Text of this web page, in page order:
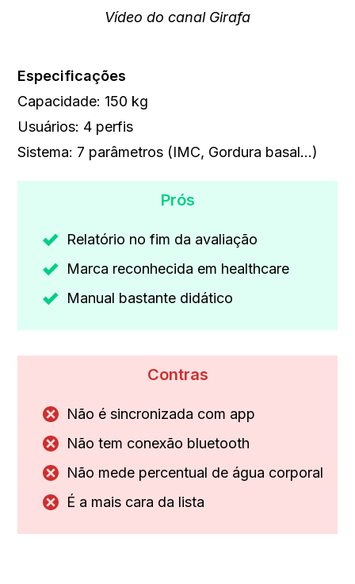
Vídeo do canal Girafa
Especificações
Capacidade: 150 kg
Usuários: 4 perfis
Sistema: 7 parâmetros (IMC, Gordura basal…)
Prós
Relatório no fim da avaliação
Marca reconhecida em healthcare
Manual bastante didático
Contras
Não é sincronizada com app
Não tem conexão bluetooth
Não mede percentual de água corporal
É a mais cara da lista